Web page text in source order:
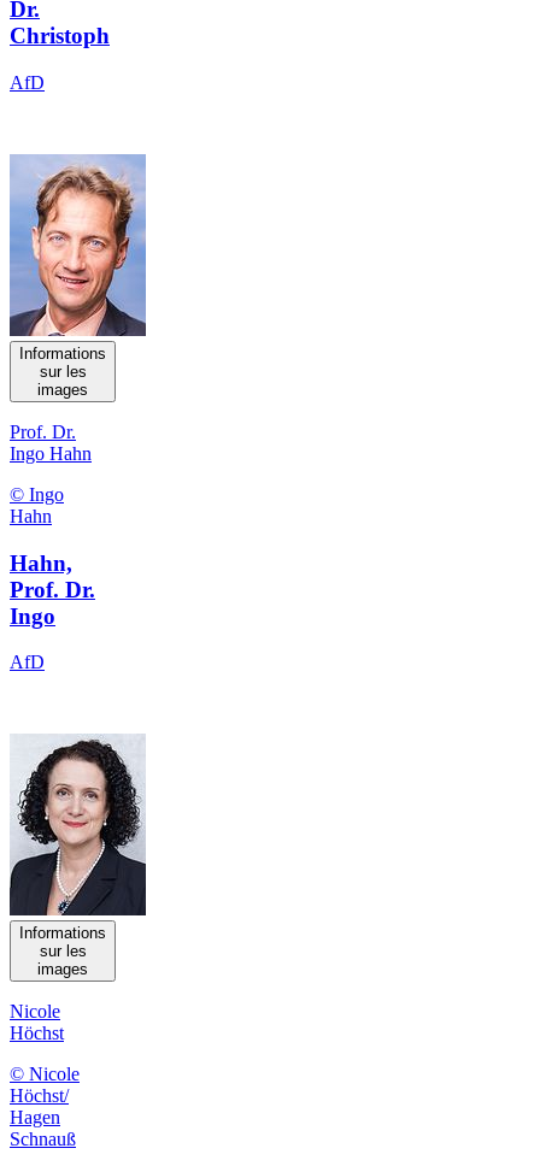
Dr.
Christoph
AfD
Informations
sur les
images
Prof. Dr.
Ingo Hahn
© Ingo
Hahn
Hahn,
Prof. Dr.
Ingo
AfD
Informations
sur les
images
Nicole
Höchst
© Nicole
Höchst/
Hagen
Schnauß